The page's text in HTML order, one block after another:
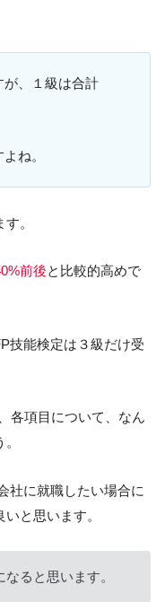
、１級は合計
ね。
。
前後と比較的高めで
技能検定は３級だけ受
各項目について、なん
社に就職したい場合に
と思います。
ると思います。